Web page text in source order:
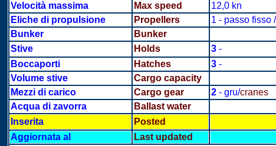
Velocità massima
Max speed
12,0 kn
Eliche di propulsione
Propellers 1 - passo fisso /
Bunker
Bunker
Stive
Holds 3-
Boccaporti
Hatches 3-
Volume stive
Cargo capacity
Mezzi di carico
Cargo gear 2- gru/cranes
Acqua di zavorra
Ballast water
Inserita
Posted
Aggiornata al
Last updated